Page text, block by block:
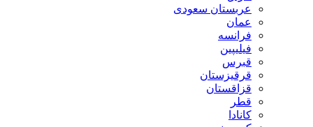
عربستان سعودی
عمان
فرانسه
فیلیپین
قبرس
قرقیزستان
قزاقستان
قطر
کانادا